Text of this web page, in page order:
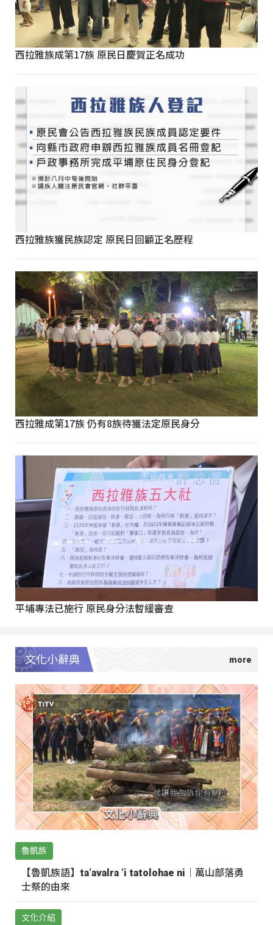
西拉雅族成第17族 原民日慶賀正名成功
西拉雅族獲民族認定 原民日回顧正名歷程
西拉雅成第17族 仍有8族待獲法定原民身分
平埔專法已施行 原民身分法暫緩審查
文化小辭典
魯凱族
【魯凱族語】ta‘avalra ‘i tatolohae ni｜萬山部落勇
士祭的由來
文化介紹